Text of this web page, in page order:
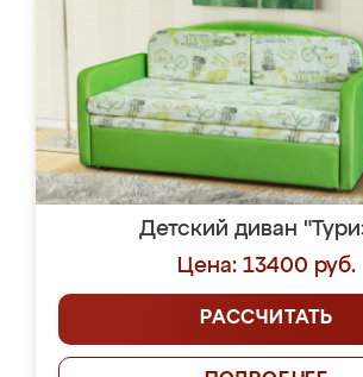
Детский диван
Цена: 13400 руб.
РАССЧИТАТЬ